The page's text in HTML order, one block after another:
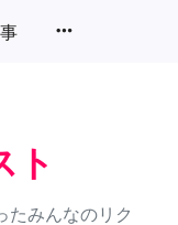
more_horiz
ト
たみんなのリク